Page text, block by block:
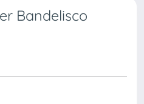
Bandelisco